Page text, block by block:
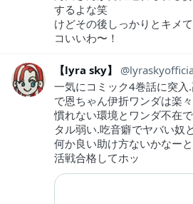
するよな笑
けどその後しっかりとキメ
コいいわ〜！
【lyra sky】
一気にコミック4巻話に突入
で恩ちゃん伊折ワンダは楽
慣れない環境とワンダ不在
タル弱い.吃音癖でヤバい奴
何か良い助け方ないかなー
活戦合格してホッ